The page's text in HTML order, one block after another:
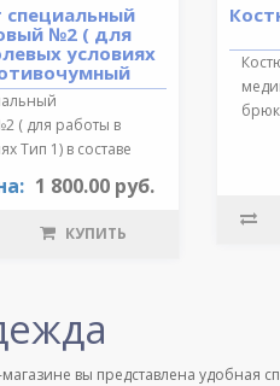
специальный
№2 ( для
условиях
( для работы в
Тип 1) в составе
1 800.00 руб.
КУПИТЬ
вы представлена удобная